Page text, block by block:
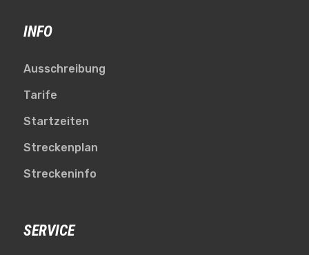
INFO
Ausschreibung
Tarife
Startzeiten
Streckenplan
Streckeninfo
SERVICE